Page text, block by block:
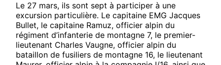
Le 27 mars, ils sont sept à participer à une
excursion particulière. Le capitaine EMG Jacques
Bullet, le capitaine Ramuz, officier alpin du
régiment d’infanterie de montagne 7, le premier-
lieutenant Charles Vaugne, officier alpin du
bataillon de fusiliers de montagne 16, le lieutenant